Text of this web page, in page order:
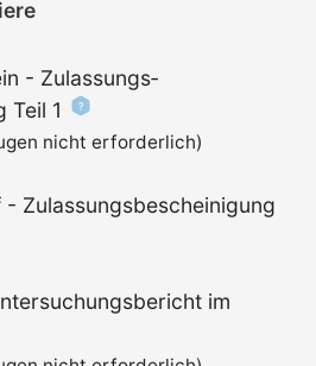
- Zulassungs­
Teil 1
nicht erforderlich)
Zulassungs­bescheinigung
im